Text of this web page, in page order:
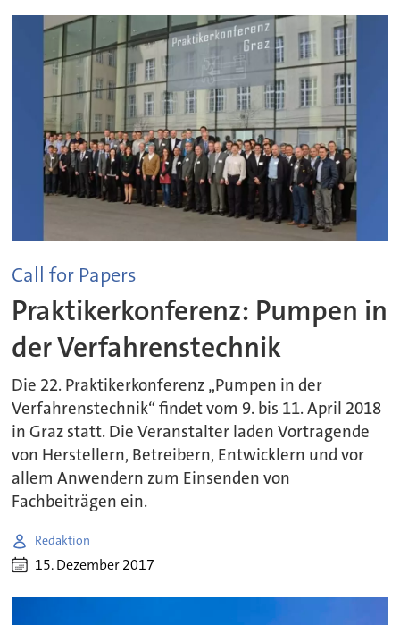
Call for Papers
Praktikerkonferenz: Pumpen in
der Verfahrenstechnik
Die 22. Praktikerkonferenz „Pumpen in der
Verfahrenstechnik“ findet vom 9. bis 11. April 2018
in Graz statt. Die Veranstalter laden Vortragende
von Herstellern, Betreibern, Entwicklern und vor
allem Anwendern zum Einsenden von
Fachbeiträgen ein.
Redaktion
15. Dezember 2017